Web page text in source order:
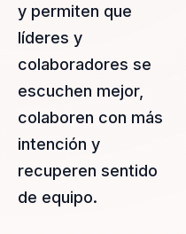
y permiten que
líderes y
colaboradores se
escuchen mejor,
colaboren con más
intención y
recuperen sentido
de equipo.